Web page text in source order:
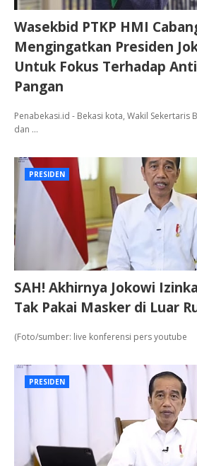
Wasekbid PTKP HMI
Mengingatkan Presiden
Untuk Fokus Terhadap
Pangan
Penabekasi.id - Bekasi kota, Wakil Sekertaris
dan …
PRESIDEN
SAH! Akhirnya Jokowi
Tak Pakai Masker di Luar
(Foto/sumber: live konferensi
PRESIDEN